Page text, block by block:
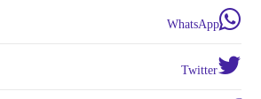
WhatsApp
Twitter